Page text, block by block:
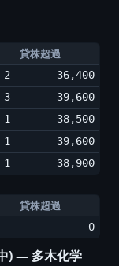
貸株超過
2
36,400
3
39,600
1
38,500
1
39,600
1 38,900
貸株超過
0
) ― 多木化学